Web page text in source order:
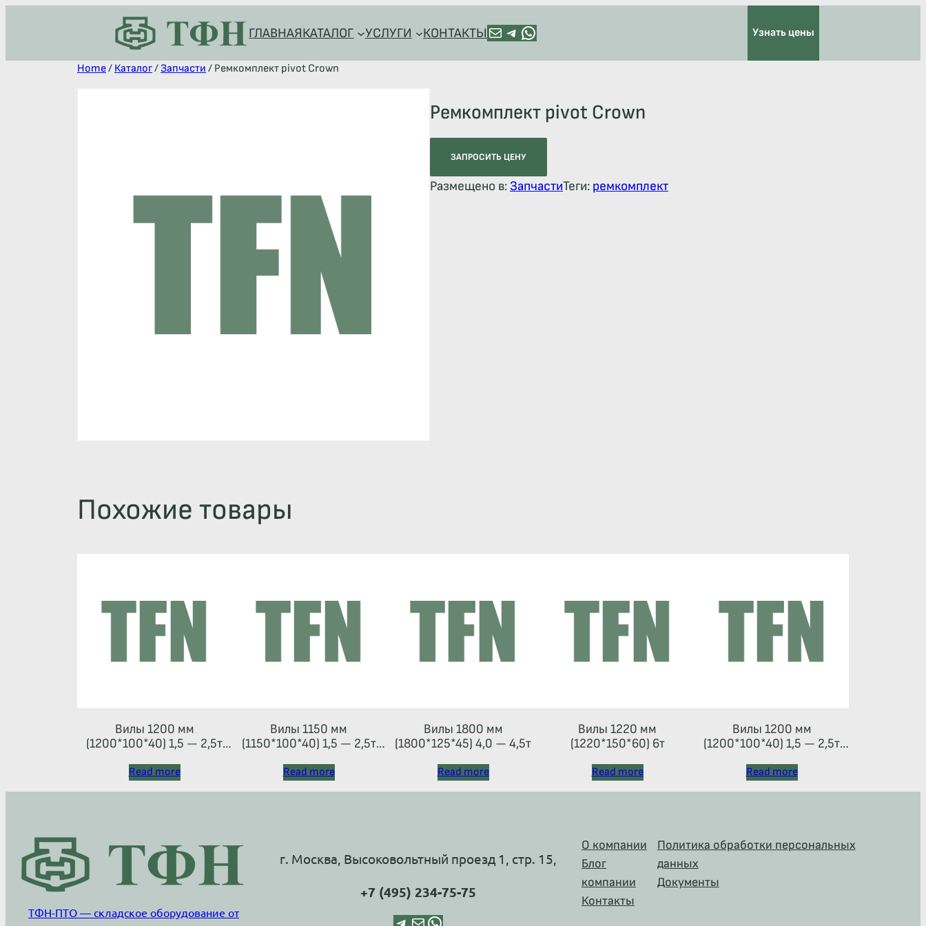
ГЛАВНАЯКАТАЛОГ УСЛУГИ КОНТАКТЫПОЧТА TELEGRAM HTTPS://WA.ME/+79128918544 Узнать цены
Home/ Каталог/ Запчасти / Ремкомплект pivot Crown
Ремкомплект pivot Crown
ЗАПРОСИТЬ ЦЕНУ
Размещено в: ЗапчастиТеги: ремкомплект
Похожие товары
Вилы 1200 мм
(1200*100*40) 1,5 — 2,5т
Read more
Вилы 1150 мм
(1150*100*40) 1,5 — 2,5т
Read more
Вилы 1800 мм
(1800*125*45) 4,0 — 4,5т
Read more
Вилы 1220 мм
(1220*150*60) 6т
Read more
Вилы 1200 мм
(1200*100*40) 1,5 — 2,5т
Read more
ТФН-ПТО — складское оборудование от
г. Москва, Высоковольтный проезд 1, стр. 15,
+7 (495) 234-75-75
О компании
Блог
компании
Контакты
Политика обработки персональных
данных
Документы